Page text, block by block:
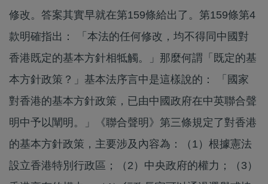
修改。答案其實早就在第159條給出了。第159條第4
款明確指出： 「本法的任何修改，均不得同中國對
香港既定的基本方針相牴觸。」那麼何謂「既定的基
本方針政策？」基本法序言中是這樣說的： 「國家
對香港的基本方針政策，已由中國政府在中英聯合聲
明中予以闡明。」《聯合聲明》第三條規定了對香港
的基本方針政策，主要涉及內容為：（1）根據憲法
設立香港特別行政區；（2）中央政府的權力；（3）